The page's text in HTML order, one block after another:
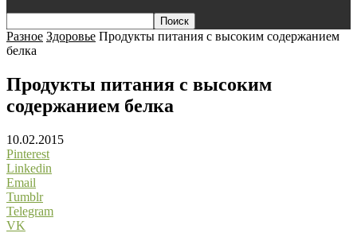
Разное Здоровье Продукты питания с высоким содержанием
белка
Продукты питания с высоким
содержанием белка
10.02.2015
Pinterest
Linkedin
Email
Tumblr
Telegram
VK